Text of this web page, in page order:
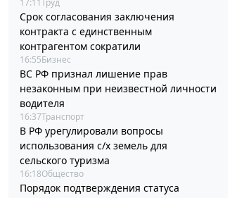
17:11Труд
Срок согласования заключения
контракта с единственным
контрагентом сократили
16:55Бизнес
ВС РФ признал лишение прав
незаконным при неизвестной личности
водителя
16:37Транспорт
В РФ урегулировали вопросы
использования с/х земель для
сельского туризма
16:18Общество
Порядок подтверждения статуса